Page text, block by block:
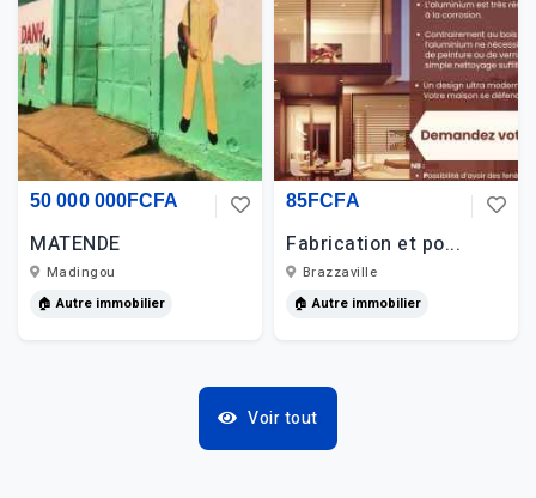
50 000 000FCFA
MATENDE
Madingou
🏠 Autre immobilier
85FCFA
Fabrication et po...
Brazzaville
🏠 Autre immobilier
Voir tout